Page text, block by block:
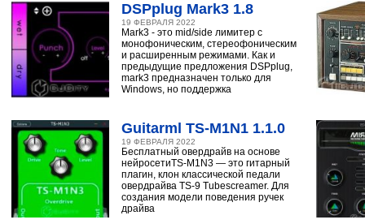
DSPplug Mark3 1.8
19 ФЕВРАЛЯ 2022
Mark3 - это mid/side лимитер с
монофоническим, стереофоническим
и расширенным режимами. Как и
предыдущие предложения DSPplug,
mark3 предназначен только для
Windows, но поддержка
Guitarml TS-M1N1 1.1.0
19 ФЕВРАЛЯ 2022
Бесплатный овердрайв на основе
нейросетиTS-M1N3 — это гитарный
плагин, клон классической педали
овердрайва TS-9 Tubescreamer. Для
создания модели поведения ручек
драйва